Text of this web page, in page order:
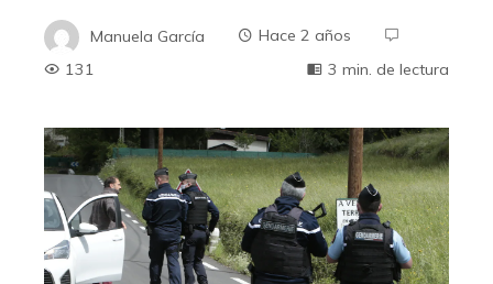
Manuela García
Hace 2 años
131
3 min. de lectura